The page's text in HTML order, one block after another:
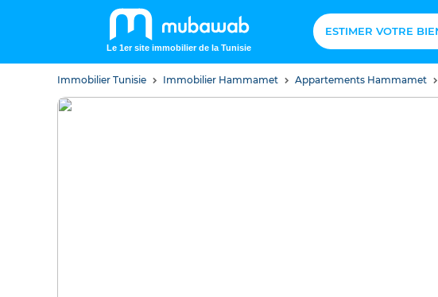
Le 1er site immobilier de la Tunisie
ESTIMER VOTRE
Immobilier Tunisie Immobilier Hammamet Appartements Hammamet